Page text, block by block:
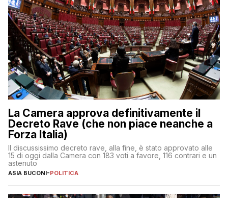
La Camera approva definitivamente il
Decreto Rave (che non piace neanche a
Forza Italia)
Il discussissimo decreto rave, alla fine, è stato approvato alle
15 di oggi dalla Camera con 183 voti a favore, 116 contrari e un
astenuto
ASIA BUCONI-POLITICA